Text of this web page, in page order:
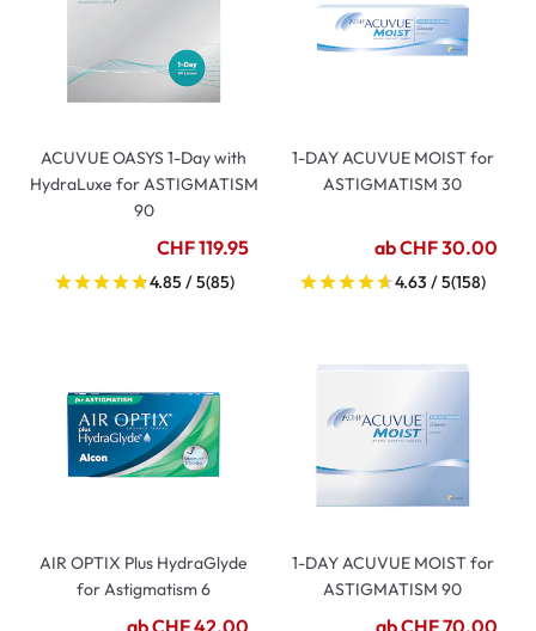
ACUVUE OASYS 1-Day with
HydraLuxe for ASTIGMATISM
90
CHF 119.95
4.85 / 5(85)
1-DAY ACUVUE MOIST for
ASTIGMATISM 30
ab CHF 30.00
4.63 / 5(158)
AIR OPTIX Plus HydraGlyde
for Astigmatism 6
ab CHF 42.00
1-DAY ACUVUE MOIST for
ASTIGMATISM 90
ab CHF 70.00